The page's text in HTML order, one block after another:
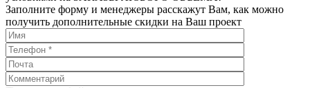
Заполните форму и менеджеры расскажут Вам, как можно
получить дополнительные скидки на Ваш проект